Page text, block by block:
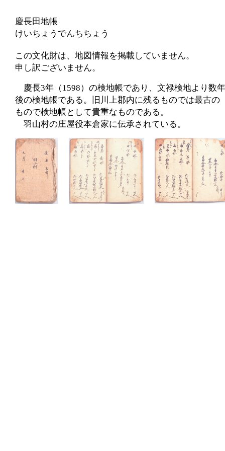
慶長田地帳
けいちょうでんちちょう
この文化財は、地図情報を掲載していません。
申し訳ございません。
慶長3年（1598）の検地帳であり、文禄検地より数年
後の検地帳である。旧川上郡内に残るものでは最古の
もので検地帳として貴重なものである。
羽山村の庄屋役本倉家に伝承されている。